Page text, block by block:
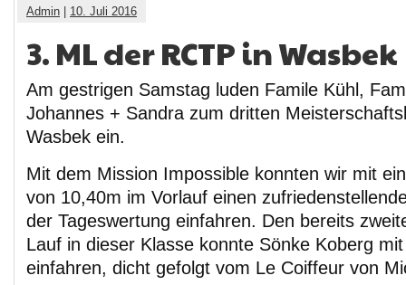
Admin 10. Juli 2016
3. ML der RCTP in Wasbek
Am gestrigen Samstag luden Famile Kühl,
Johannes + Sandra zum dritten
Wasbek ein.
Mit dem Mission Impossible konnten wir mit
von 10,40m im Vorlauf einen
der Tageswertung einfahren. Den bereits
Lauf in dieser Klasse konnte Sönke Koberg
einfahren, dicht gefolgt vom Le Coiffeur von